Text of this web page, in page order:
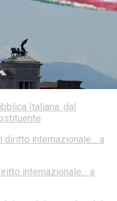
Italiana: dal
internazionale… a